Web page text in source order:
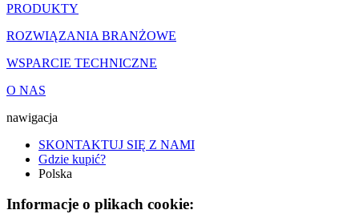
PRODUKTY
ROZWIĄZANIA BRANŻOWE
WSPARCIE TECHNICZNE
O NAS
nawigacja
SKONTAKTUJ SIĘ Z NAMI
Gdzie kupić?
Polska
Informacje o plikach cookie: